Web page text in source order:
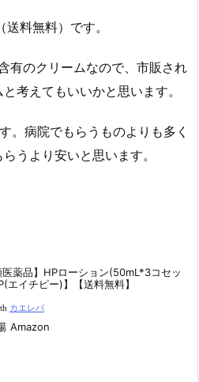
料無料）です。
有のクリームなので、市販され
考えてもいいかと思います。
。病院でもらうものよりも多く
うより安いと思います。
医薬品】HPローション(50mL*3コセッ
エイチピー)】【送料無料】
カエレバ
Amazon